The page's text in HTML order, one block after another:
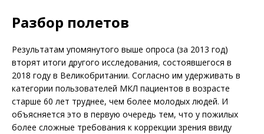
Разбор полетов
Результатам упомянутого выше опроса (за 2013 год)
вторят итоги другого исследования, состоявшегося в
2018 году в Великобритании. Согласно им удерживать в
категории пользователей МКЛ пациентов в возрасте
старше 60 лет труднее, чем более молодых людей. И
объясняется это в первую очередь тем, что у пожилых
более сложные требования к коррекции зрения ввиду